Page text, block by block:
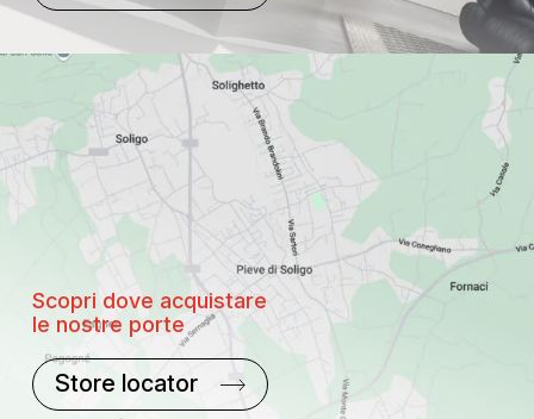
Scopri dove acquistare
le nostre porte
Store locator